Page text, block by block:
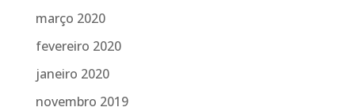
março 2020
fevereiro 2020
janeiro 2020
novembro 2019